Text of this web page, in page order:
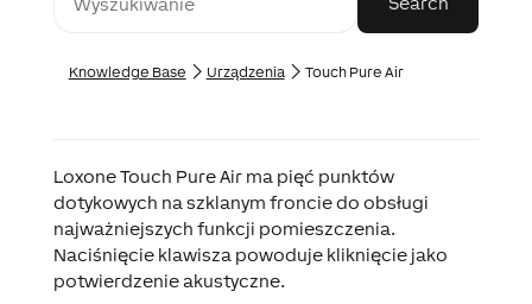
Knowledge Base Urządzenia Touch Pure Air
Loxone Touch Pure Air ma pięć punktów
dotykowych na szklanym froncie do obsługi
najważniejszych funkcji pomieszczenia.
Naciśnięcie klawisza powoduje kliknięcie jako
potwierdzenie akustyczne.